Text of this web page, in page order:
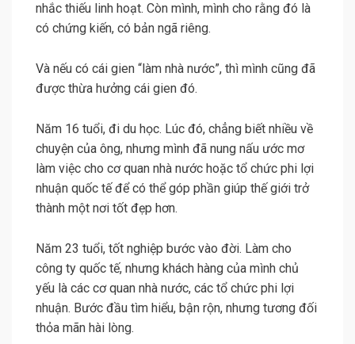
nhắc thiếu linh hoạt. Còn mình, mình cho rằng đó là
có chứng kiến, có bản ngã riêng.
Và nếu có cái gien “làm nhà nước”, thì mình cũng đã
được thừa hưởng cái gien đó.
Năm 16 tuổi, đi du học. Lúc đó, chẳng biết nhiều về
chuyện của ông, nhưng mình đã nung nấu ước mơ
làm việc cho cơ quan nhà nước hoặc tổ chức phi lợi
nhuận quốc tế để có thể góp phần giúp thế giới trở
thành một nơi tốt đẹp hơn.
Năm 23 tuổi, tốt nghiệp bước vào đời. Làm cho
công ty quốc tế, nhưng khách hàng của mình chủ
yếu là các cơ quan nhà nước, các tổ chức phi lợi
nhuận. Bước đầu tìm hiểu, bận rộn, nhưng tương đối
thỏa mãn hài lòng.